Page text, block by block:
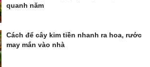
quanh năm
Cách để cây kim tiền nhanh ra hoa, rước
may mắn vào nhà